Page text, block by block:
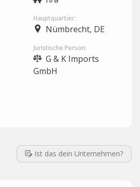
Hauptquartier:
Nümbrecht, DE
Juristische Person:
G & K Imports
GmbH
Ist das dein Unternehmen?